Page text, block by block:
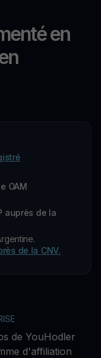
en
OAM
auprès de la
de la CNV.
de YouHodler
d'affiliation